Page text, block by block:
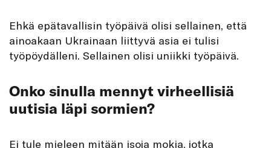
Ehkä epätavallisin työpäivä olisi sellainen, että
ainoakaan Ukrainaan liittyvä asia ei tulisi
työpöydälleni. Sellainen olisi uniikki työpäivä.
Onko sinulla mennyt virheellisiä
uutisia läpi sormien?
Ei tule mieleen mitään isoja mokia, jotka